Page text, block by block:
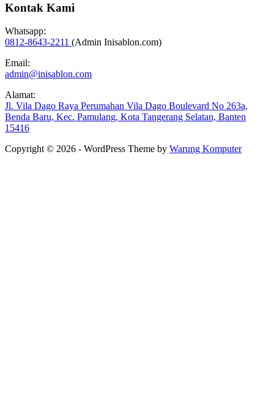
Kontak Kami
Whatsapp:
0812-8643-2211 (Admin Inisablon.com)
Email:
admin@inisablon.com
Alamat:
Jl. Vila Dago Raya Perumahan Vila Dago Boulevard No 263a,
Benda Baru, Kec. Pamulang, Kota Tangerang Selatan, Banten
15416
Copyright © 2026 - WordPress Theme by Warung Komputer